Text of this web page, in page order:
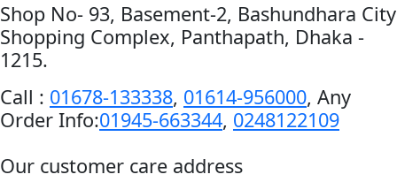
Shop No- 93, Basement-2, Bashundhara City
Shopping Complex, Panthapath, Dhaka -
1215.
Call : 01678-133338, 01614-956000, Any
Order Info:01945-663344, 0248122109
Our customer care address